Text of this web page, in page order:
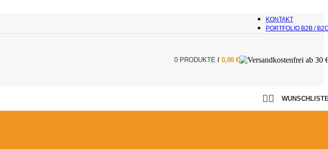
KONTAKT
PORTFOLIO B2B /
0 PRODUKTE / 0,00 €